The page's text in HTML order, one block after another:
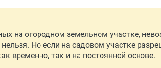
на огородном земельном участке,
Но если на садовом участке
временно, так и на постоянной основе.